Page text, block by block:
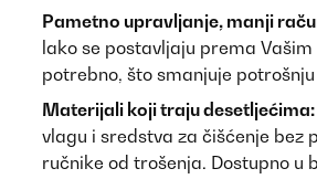
Pametno upravljanje, manji
lako se postavljaju prema
potrebno, što smanjuje
Materijali koji traju desetljećima:
vlagu i sredstva za čišćenje bez
ručnike od trošenja. Dostupno u